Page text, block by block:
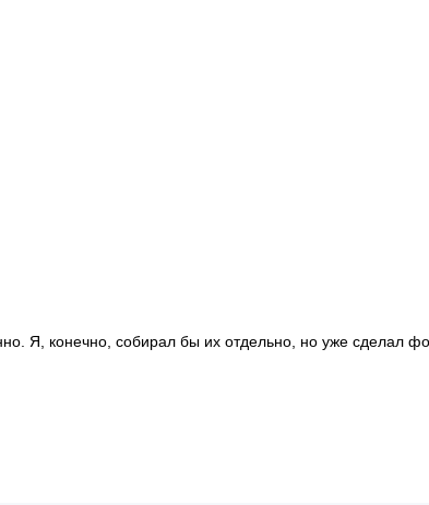
Я, конечно, собирал бы их отдельно, но уже сделал